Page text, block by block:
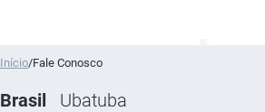
Início/Fale Conosco
Brasil Ubatuba